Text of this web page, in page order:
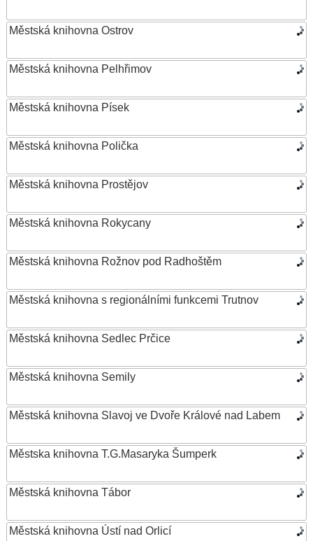
Městská knihovna Ostrov
Městská knihovna Pelhřimov
Městská knihovna Písek
Městská knihovna Polička
Městská knihovna Prostějov
Městská knihovna Rokycany
Městská knihovna Rožnov pod Radhoštěm
Městská knihovna s regionálními funkcemi Trutnov
Městská knihovna Sedlec Prčice
Městská knihovna Semily
Městská knihovna Slavoj ve Dvoře Králové nad Labem
Městska knihovna T.G.Masaryka Šumperk
Městská knihovna Tábor
Městská knihovna Ústí nad Orlicí